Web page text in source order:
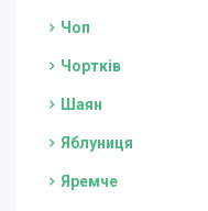
Чоп
Чортків
Шаян
Яблуниця
Яремче